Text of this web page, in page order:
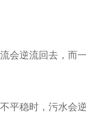
逆流回去，而
稳时，污水会